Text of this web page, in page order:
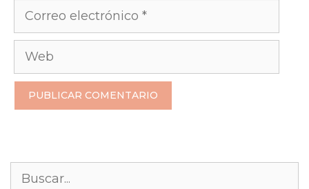
Correo
electrónico
Web
Buscar: